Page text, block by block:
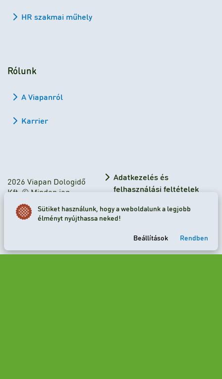
HR szakmai műhely
Rólunk
A Viapanról
Karrier
2026 Viapan Dologidő
Kft. © Minden jog
fenntartva.
Adatkezelés és
felhasználási feltételek
Adatkezelési tájékoztató
Sütiket használunk, hogy a weboldalunk a legjobb
élményt nyújthassa neked!
Beállítások Rendben